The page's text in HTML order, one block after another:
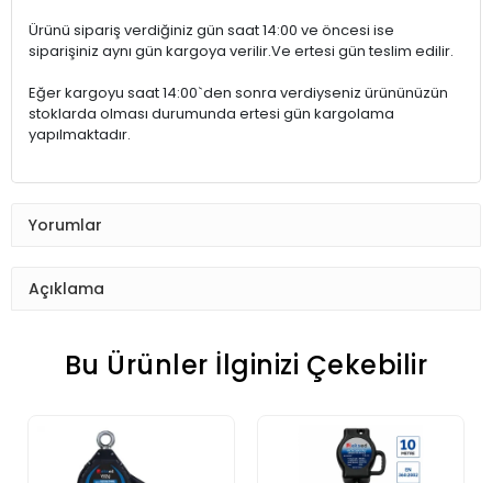
Ürünü sipariş verdiğiniz gün saat 14:00 ve öncesi ise
siparişiniz aynı gün kargoya verilir.Ve ertesi gün teslim edilir.
Eğer kargoyu saat 14:00`den sonra verdiyseniz ürününüzün
stoklarda olması durumunda ertesi gün kargolama
yapılmaktadır.
Yorumlar
Açıklama
Bu Ürünler İlginizi Çekebilir